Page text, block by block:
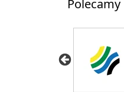
Polecamy